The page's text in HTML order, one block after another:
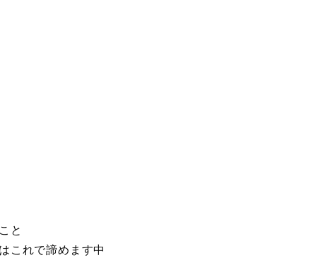
と
これで諦めます中